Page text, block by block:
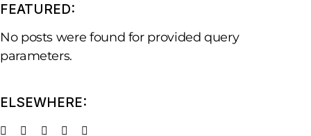
FEATURED:
No posts were found for provided query
parameters.
ELSEWHERE: